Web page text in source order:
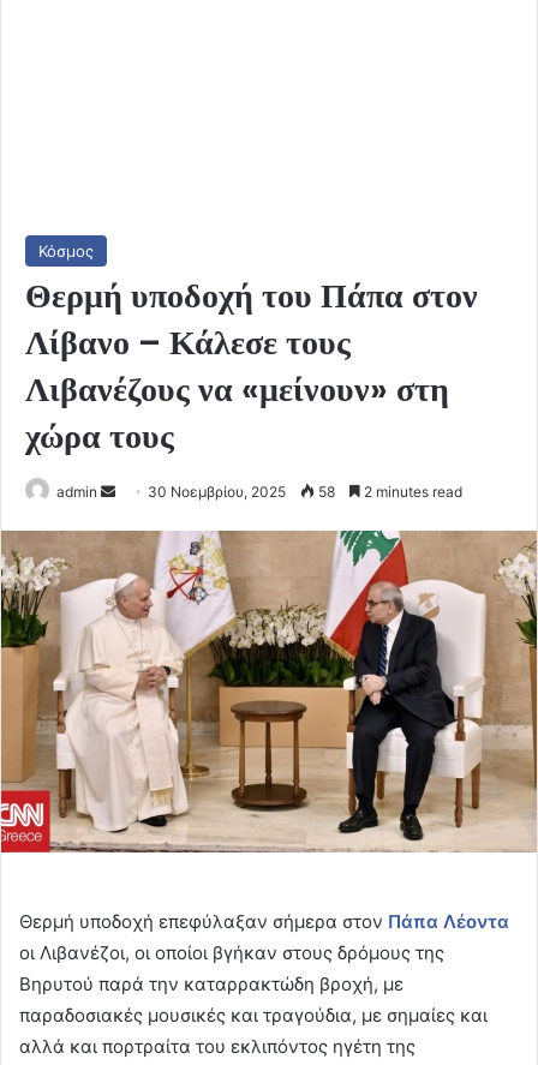
Κόσμος
Θερμή υποδοχή του Πάπα στον
Λίβανο – Κάλεσε τους
Λιβανέζους να «μείνουν» στη
χώρα τους
admin
Send 30 Νοεμβρίου, 2025 58 2 minutes read
Θερμή υποδοχή επεφύλαξαν σήμερα στον Πάπα Λέοντα
οι Λιβανέζοι, οι οποίοι βγήκαν στους δρόμους της
Βηρυτού παρά την καταρρακτώδη βροχή, με
παραδοσιακές μουσικές και τραγούδια, με σημαίες και
αλλά και πορτραίτα του εκλιπόντος ηγέτη της